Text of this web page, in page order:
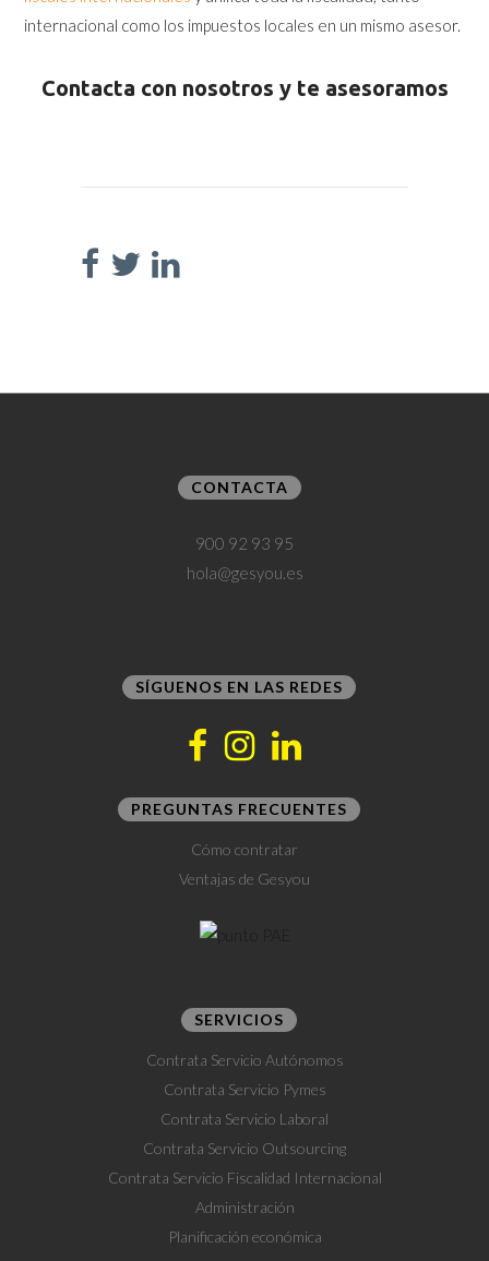
internacional como los impuestos locales en un mismo asesor.
Contacta con nosotros y te asesoramos
CONTACTA
900 92 93 95
hola@gesyou.es
SÍGUENOS EN LAS REDES
PREGUNTAS FRECUENTES
Cómo contratar
Ventajas de Gesyou
SERVICIOS
Contrata Servicio Autónomos
Contrata Servicio Pymes
Contrata Servicio Laboral
Contrata Servicio Outsourcing
Contrata Servicio Fiscalidad Internacional
Administración
Planificación económica